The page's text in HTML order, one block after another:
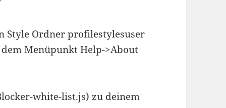
Style Ordner profilestylesuser
Menüpunkt Help->About
white-list.js) zu deinem